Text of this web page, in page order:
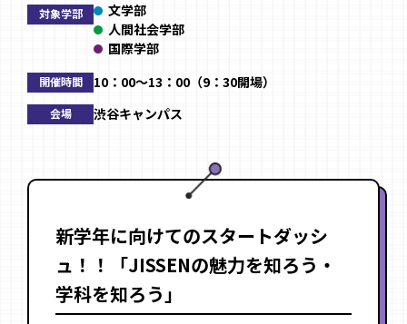
対象学部
文学部
人間社会学部
国際学部
開催時間 10：00～13：00（9：30開場）
会場 渋谷キャンパス
新学年に向けてのスタートダッシ
ュ！！「JISSENの魅力を知ろう・
学科を知ろう」